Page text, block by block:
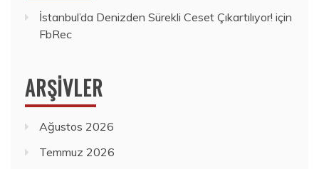
İstanbul’da Denizden Sürekli Ceset Çıkartılıyor! için
FbRec
ARŞIVLER
Ağustos 2026
Temmuz 2026